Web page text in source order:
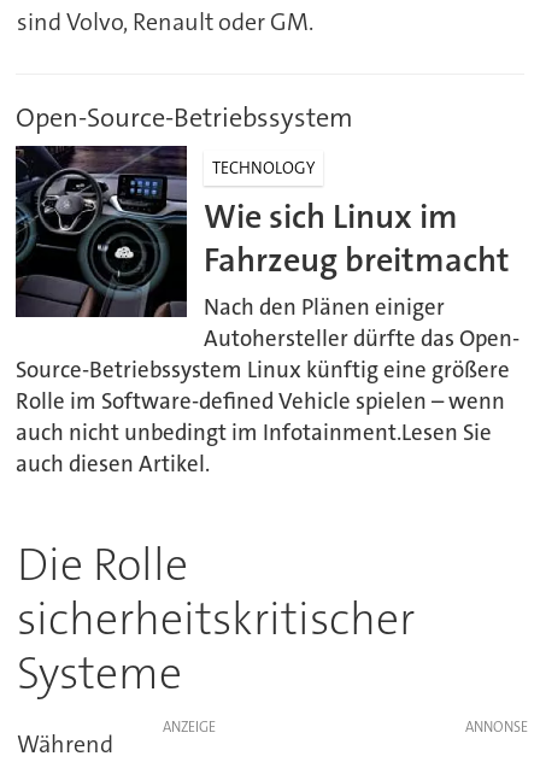
sind Volvo, Renault oder GM.
Open-Source-Betriebssystem
TECHNOLOGY
Wie sich Linux im
Fahrzeug breitmacht
Nach den Plänen einiger
Autohersteller dürfte das Open-
Source-Betriebssystem Linux künftig eine größere
Rolle im Software-defined Vehicle spielen – wenn
auch nicht unbedingt im Infotainment.Lesen Sie
auch diesen Artikel.
Die Rolle
sicherheitskritischer
Systeme
ANZEIGE
Während